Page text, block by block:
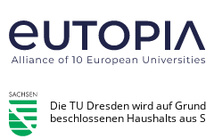
Die TU Dresden wird auf
beschlossenen Haushalts aus